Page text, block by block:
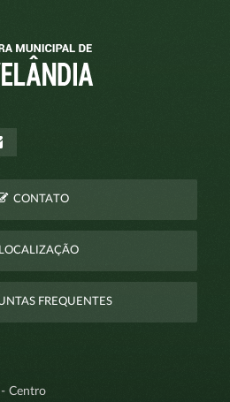
CONTATO
FREQUENTES
- Centro